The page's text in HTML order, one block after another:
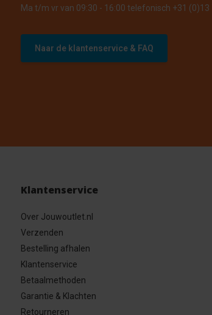
Ma t/m vr van 09:30 - 16:00 telefonisch +31 (0)13
Naar de klantenservice & FAQ
Klantenservice
Over Jouwoutlet.nl
Verzenden
Bestelling afhalen
Klantenservice
Betaalmethoden
Garantie & Klachten
Retourneren